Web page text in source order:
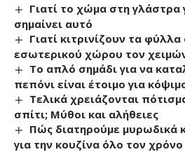
Γιατί το χώμα στη γλάστρα
σημαίνει αυτό
Γιατί κιτρινίζουν τα
εσωτερικού χώρου τον
Το απλό σημάδι για να
πεπόνι είναι έτοιμο για
Τελικά χρειάζονται
σπίτι; Μύθοι και αλήθειες
Πώς διατηρούμε μυρωδικά
για την κουζίνα όλο τον χρόνο